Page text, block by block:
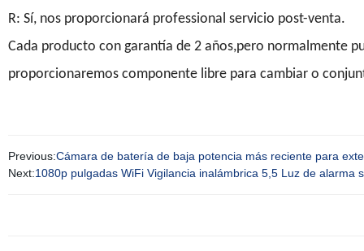
R: Sí, nos proporcionará professional servicio post-venta.
Cada producto con garantía de 2 años,pero normalmente
proporcionaremos componente libre para cambiar o
Previous:Cámara de batería de baja potencia más reciente para
Next:1080p pulgadas WiFi Vigilancia inalámbrica 5,5 Luz de alarma